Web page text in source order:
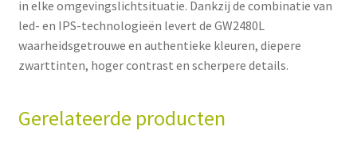
in elke omgevingslichtsituatie. Dankzij de combinatie van
led- en IPS-technologieën levert de GW2480L
waarheidsgetrouwe en authentieke kleuren, diepere
zwarttinten, hoger contrast en scherpere details.
Gerelateerde producten